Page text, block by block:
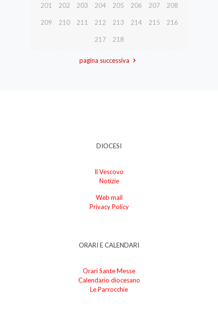
201 202 203 204 205 206 207 208
209 210 211 212 213 214 215 216
217 218
pagina successiva
DIOCESI
Il Vescovo
Notizie
Web mail
Privacy Policy
ORARI E CALENDARI
Orari Sante Messe
Calendario diocesano
Le Parrocchie